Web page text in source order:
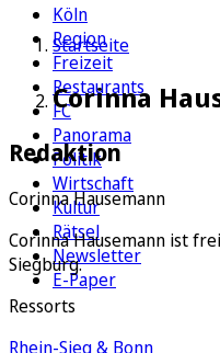
Köln
Region
Freizeit
Restaurants
FC
Panorama
Politik
Wirtschaft
Kultur
Rätsel
Newsletter
E-Paper
Startseite
Corinna
Redaktion
Corinna Hausemann
Corinna Hausemann ist
Siegburg.
Ressorts
Rhein-Sieg & Bonn